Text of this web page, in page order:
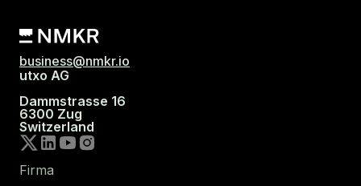
business@nmkr.io
utxo AG
Dammstrasse 16
6300 Zug
Switzerland
Firma